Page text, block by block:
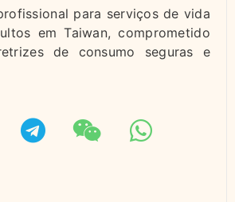
para serviços de vida
em Taiwan, comprometido
de consumo seguras e